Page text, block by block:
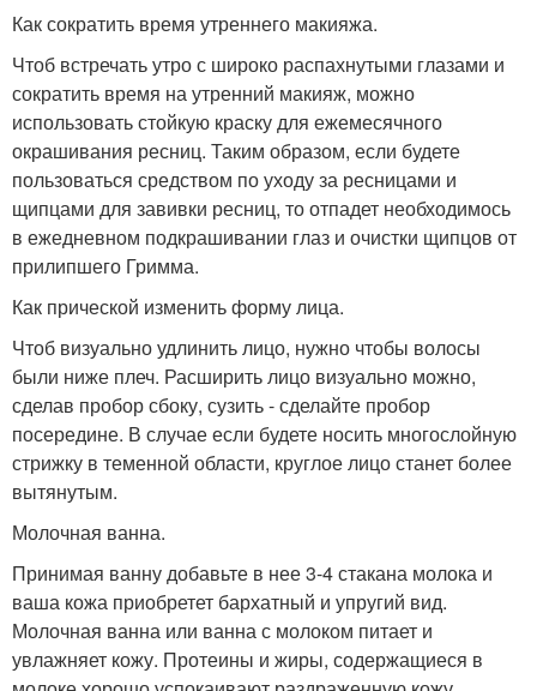
Как сократить время утреннего макияжа.
Чтоб встречать утро с широко распахнутыми глазами и
сократить время на утренний макияж, можно
использовать стойкую краску для ежемесячного
окрашивания ресниц. Таким образом, если будете
пользоваться средством по уходу за ресницами и
щипцами для завивки ресниц, то отпадет необходимось
в ежедневном подкрашивании глаз и очистки щипцов от
прилипшего Гримма.
Как прической изменить форму лица.
Чтоб визуально удлинить лицо, нужно чтобы волосы
были ниже плеч. Расширить лицо визуально можно,
сделав пробор сбоку, сузить - сделайте пробор
посередине. В случае если будете носить многослойную
стрижку в теменной области, круглое лицо станет более
вытянутым.
Молочная ванна.
Принимая ванну добавьте в нее 3-4 стакана молока и
ваша кожа приобретет бархатный и упругий вид.
Молочная ванна или ванна с молоком питает и
увлажняет кожу. Протеины и жиры, содержащиеся в